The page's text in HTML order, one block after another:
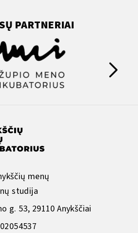
PARTNERIAI
menų
studija
g. 53, 29110 Anykščiai